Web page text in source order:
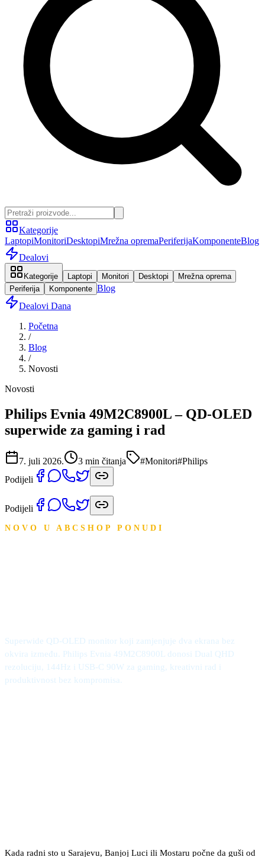
Kategorije
LaptopiMonitoriDesktopiMrežna opremaPeriferijaKomponenteBlog
Dealovi
Kategorije Laptopi Monitori Desktopi
Mrežna oprema
Periferija
Komponente Blog
Dealovi Dana
Početna
/
Blog
/
Novosti
Novosti
Philips Evnia 49M2C8900L – QD-OLED
superwide za gaming i rad
7. juli 2026. 3 min čitanja #Monitori#Philips
Podijeli
Podijeli
NOVO U ABCSHOP PONUDI
Superwide QD-OLED monitor koji zamjenjuje dva ekrana bez
okvira između. Philips Evnia 49M2C8900L donosi Dual QHD
rezoluciju, 144Hz i USB-C 90W za gaming, kreativni rad i
produktivnost bez kompromisa.
Kada radni sto u Sarajevu, Banjoj Luci ili Mostaru počne da guši od